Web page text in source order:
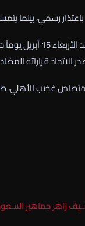
رسمي، بينما
وسيكون يوم
الاتحاد قراراته
غضب الأهلي، طلب
زاهر جماهير